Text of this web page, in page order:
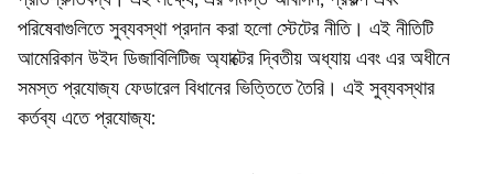
পরিষেবাগুলিতে সুব্যবস্থা প্রদান করা হলো স্টেটের নীতি। এই নীতিটি
আমেরিকান উইদ ডিজাবিলিটিজ অ্যাক্টের দ্বিতীয় অধ্যায় এবং এর অধীনে
সমস্ত প্রযোজ্য ফেডারেল বিধানের ভিত্তিতে তৈরি। এই সুব্যবস্থার
কর্তব্য এতে প্রযোজ্য: